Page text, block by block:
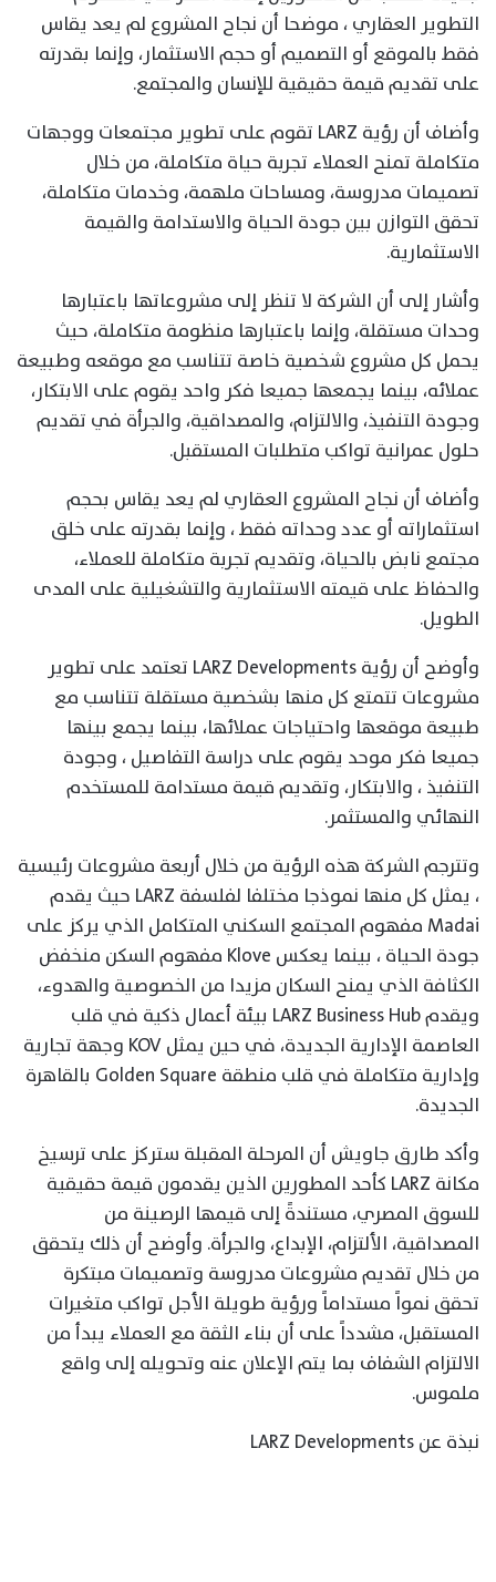
التطوير العقاري ، موضحا أن نجاح المشروع لم يعد يقاس
فقط بالموقع أو التصميم أو حجم الاستثمار، وإنما بقدرته
على تقديم قيمة حقيقية للإنسان والمجتمع.
وأضاف أن رؤية LARZ تقوم على تطوير مجتمعات ووجهات
متكاملة تمنح العملاء تجربة حياة متكاملة، من خلال
تصميمات مدروسة، ومساحات ملهمة، وخدمات متكاملة،
تحقق التوازن بين جودة الحياة والاستدامة والقيمة
الاستثمارية.
وأشار إلى أن الشركة لا تنظر إلى مشروعاتها باعتبارها
وحدات مستقلة، وإنما باعتبارها منظومة متكاملة، حيث
يحمل كل مشروع شخصية خاصة تتناسب مع موقعه وطبيعة
عملائه، بينما يجمعها جميعا فكر واحد يقوم على الابتكار،
وجودة التنفيذ، والالتزام، والمصداقية، والجرأة في تقديم
حلول عمرانية تواكب متطلبات المستقبل.
وأضاف أن نجاح المشروع العقاري لم يعد يقاس بحجم
استثماراته أو عدد وحداته فقط ، وإنما بقدرته على خلق
مجتمع نابض بالحياة، وتقديم تجربة متكاملة للعملاء،
والحفاظ على قيمته الاستثمارية والتشغيلية على المدى
الطويل.
وأوضح أن رؤية LARZ Developments تعتمد على تطوير
مشروعات تتمتع كل منها بشخصية مستقلة تتناسب مع
طبيعة موقعها واحتياجات عملائها، بينما يجمع بينها
جميعا فكر موحد يقوم على دراسة التفاصيل ، وجودة
التنفيذ ، والابتكار، وتقديم قيمة مستدامة للمستخدم
النهائي والمستثمر.
وتترجم الشركة هذه الرؤية من خلال أربعة مشروعات رئيسية
، يمثل كل منها نموذجا مختلفا لفلسفة LARZ حيث يقدم
Madai مفهوم المجتمع السكني المتكامل الذي يركز على
جودة الحياة ، بينما يعكس Klove مفهوم السكن منخفض
الكثافة الذي يمنح السكان مزيدا من الخصوصية والهدوء،
ويقدم LARZ Business Hub بيئة أعمال ذكية في قلب
العاصمة الإدارية الجديدة، في حين يمثل KOV وجهة تجارية
وإدارية متكاملة في قلب منطقة Golden Square بالقاهرة
الجديدة.
وأكد طارق جاويش أن المرحلة المقبلة ستركز على ترسيخ
مكانة LARZ كأحد المطورين الذين يقدمون قيمة حقيقية
للسوق المصري، مستندةً إلى قيمها الرصينة من
المصداقية، الألتزام، الإبداع، والجرأة. وأوضح أن ذلك يتحقق
من خلال تقديم مشروعات مدروسة وتصميمات مبتكرة
تحقق نمواً مستداماً ورؤية طويلة الأجل تواكب متغيرات
المستقبل، مشدداً على أن بناء الثقة مع العملاء يبدأ من
الالتزام الشفاف بما يتم الإعلان عنه وتحويله إلى واقع
ملموس.
نبذة عن LARZ Developments